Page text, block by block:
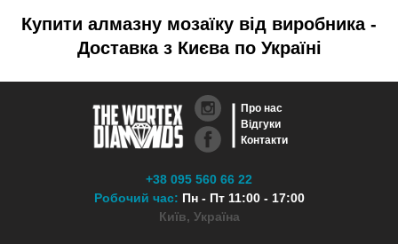
Купити алмазну мозаїку від виробника -
Доставка з Києва по Україні
+38 095 560 66 22
Робочий час: Пн - Пт 11:00 - 17:00
Київ, Україна
Про нас
Відгуки
Контакти